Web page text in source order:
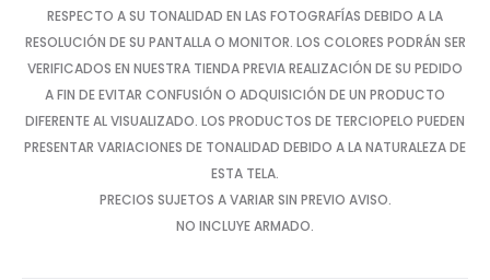
RESPECTO A SU TONALIDAD EN LAS FOTOGRAFÍAS DEBIDO A LA
RESOLUCIÓN DE SU PANTALLA O MONITOR. LOS COLORES PODRÁN SER
VERIFICADOS EN NUESTRA TIENDA PREVIA REALIZACIÓN DE SU PEDIDO
A FIN DE EVITAR CONFUSIÓN O ADQUISICIÓN DE UN PRODUCTO
DIFERENTE AL VISUALIZADO. LOS PRODUCTOS DE TERCIOPELO PUEDEN
PRESENTAR VARIACIONES DE TONALIDAD DEBIDO A LA NATURALEZA DE
ESTA TELA.
PRECIOS SUJETOS A VARIAR SIN PREVIO AVISO.
NO INCLUYE ARMADO.